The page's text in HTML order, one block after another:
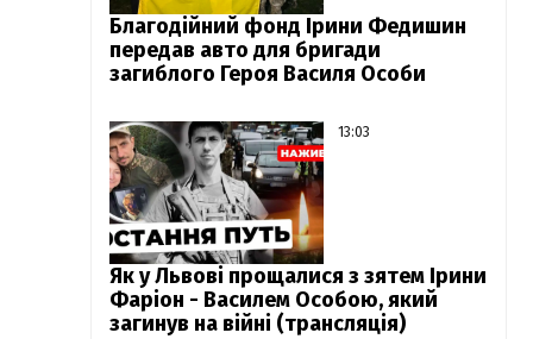
Благодійний фонд Ірини Федишин
передав авто для бригади
загиблого Героя Василя Особи
13:03
Як у Львові прощалися з зятем Ірини
Фаріон - Василем Особою, який
загинув на війні (трансляція)